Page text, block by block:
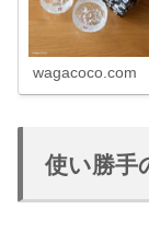
wagacoco.com
使い勝手